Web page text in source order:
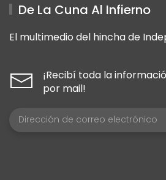
De La Cuna Al Infierno
El multimedio del hincha de
¡Recibí toda la
por mail!